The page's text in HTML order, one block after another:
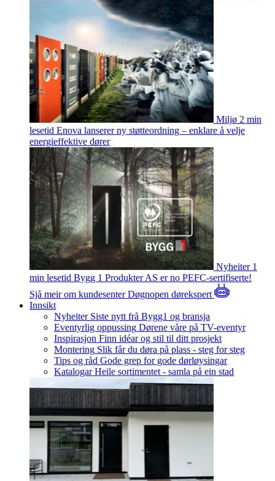
Miljø 2 min
lesetid Enova lanserer ny støtteordning – enklare å velje
energieffektive dører
Nyheiter 1
min lesetid Bygg 1 Produkter AS er no PEFC-sertifiserte!
Sjå meir om kundesenterDøgnopen dørekspert
Innsikt
Nyheiter Siste nytt frå Bygg1 og bransja
Eventyrlig oppussing Dørene våre på TV-eventyr
Inspirasjon Finn idéar og stil til ditt prosjekt
Montering Slik får du døra på plass - steg for steg
Tips og råd Gode grep for gode dørløysingar
Katalogar Heile sortimentet - samla på ein stad